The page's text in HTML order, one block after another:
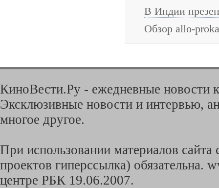
В Индии
Обзор allo-
КиноВести.Ру - ежедневные новости
Эксклюзивные новости и интервью,
многое другое.
При использовании материалов
проектов гиперссылка) обязательна.
центре РБК 19.06.2007.